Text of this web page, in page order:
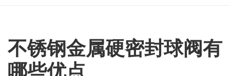
不锈钢金属硬密封球阀有
哪些优点